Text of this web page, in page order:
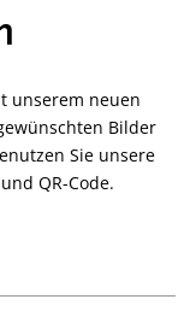
unserem neuen
Bilder
Sie unsere
QR-Code.